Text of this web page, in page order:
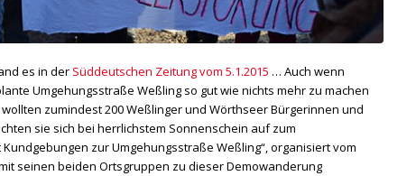
es in der Süddeutschen Zeitung vom 5.1.2015 … Auch wenn
Umgehungsstraße Weßling so gut wie nichts mehr zu machen
zumindest 200 Weßlinger und Wörthseer Bürgerinnen und
sie sich bei herrlichstem Sonnenschein auf zum
zur Umgehungsstraße Weßling“, organisiert vom
seinen beiden Ortsgruppen zu dieser Demowanderung